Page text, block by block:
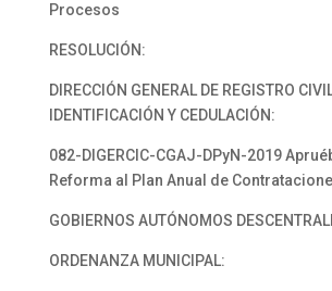
Procesos
RESOLUCIÓN:
DIRECCIÓN GENERAL DE REGISTRO
IDENTIFICACIÓN Y CEDULACIÓN:
082-DIGERCIC-CGAJ-DPyN-2019
Reforma al Plan Anual de
GOBIERNOS AUTÓNOMOS
ORDENANZA MUNICIPAL: